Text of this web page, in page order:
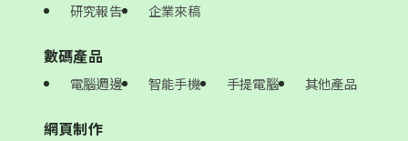
研究報告
企業來稿
數碼產品
電腦週邊 智能手機 手提電腦 其他產品
網頁制作